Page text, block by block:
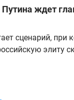
Путина ждет
сценарий, при
элиту